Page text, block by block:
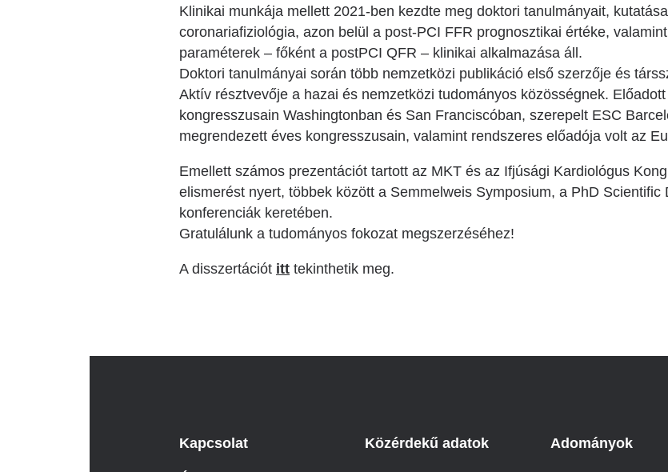
Klinikai munkája mellett 2021-ben kezdte meg doktori tanulmányait,
coronariafiziológia, azon belül a post-PCI FFR prognosztikai értéke,
paraméterek – főként a postPCI QFR – klinikai alkalmazása áll.
Doktori tanulmányai során több nemzetközi publikáció első szerzője és
Aktív résztvevője a hazai és nemzetközi tudományos közösségnek.
kongresszusain Washingtonban és San Franciscóban, szerepelt ESC
megrendezett éves kongresszusain, valamint rendszeres előadója volt az
Emellett számos prezentációt tartott az MKT és az Ifjúsági Kardiológus
elismerést nyert, többek között a Semmelweis Symposium, a PhD Scientific
konferenciák keretében.
Gratulálunk a tudományos fokozat megszerzéséhez!
A disszertációt itt tekinthetik meg.
Kapcsolat Közérdekű adatok Adományok